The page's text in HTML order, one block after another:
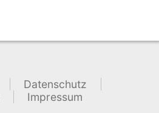
Datenschutz
Impressum